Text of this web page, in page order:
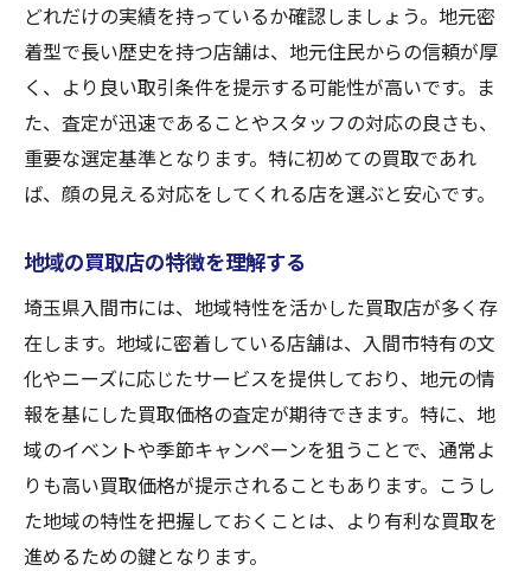
入間市内の買取店の比較と選択
買取市場価値を理解し最高の取引を目指す
金相場の変動を把握する
市場動向を予測する方法
査定のプロセスを理解する
インターネットを活用した市場調査
競合他社の買取価格をチェック
口コミを活用して安心の買取体験を実現
口コミ情報の信頼性を評価
オンラインレビューを有効活用
口コミから学ぶ買取店の選び方
入間市で人気の買取店とは
体験談から学ぶ成功の秘訣
どれだけの実績を持っているか確認しましょう。地元密
着型で長い歴史を持つ店舗は、地元住民からの信頼が厚
く、より良い取引条件を提示する可能性が高いです。ま
た、査定が迅速であることやスタッフの対応の良さも、
重要な選定基準となります。特に初めての買取であれ
ば、顔の見える対応をしてくれる店を選ぶと安心です。
地域の買取店の特徴を理解する
埼玉県入間市には、地域特性を活かした買取店が多く存
在します。地域に密着している店舗は、入間市特有の文
化やニーズに応じたサービスを提供しており、地元の情
報を基にした買取価格の査定が期待できます。特に、地
域のイベントや季節キャンペーンを狙うことで、通常よ
りも高い買取価格が提示されることもあります。こうし
た地域の特性を把握しておくことは、より有利な買取を
進めるための鍵となります。